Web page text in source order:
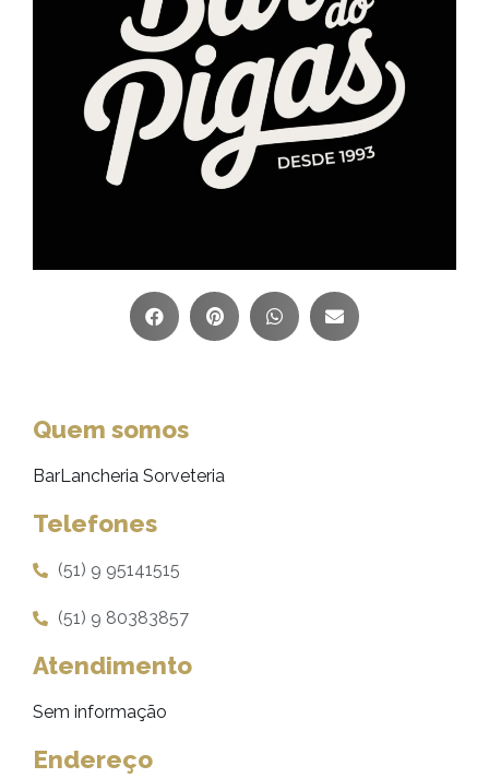
Quem somos
BarLancheria Sorveteria
Telefones
(51) 9 95141515
(51) 9 80383857
Atendimento
Sem informação
Endereço